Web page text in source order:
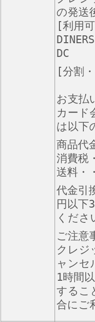
の発送
[利用
DC
[分割
お支払
カード
は以下
商品代
消費税
送料・
代金引
円以下
くださ
ご注意
クレジ
ャンセ
1時間
するこ
合にご